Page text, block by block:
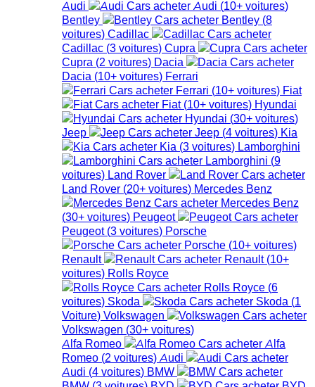
Audi Audi (10+ voitures)
Bentley
Bentley (8
voitures) Cadillac
Cadillac (3 voitures) Cupra
Cupra (2 voitures) Dacia
Dacia (10+ voitures) Ferrari
Ferrari (10+ voitures) Fiat
Fiat (10+ voitures) Hyundai
Hyundai (30+ voitures)
Jeep
Jeep (4 voitures) Kia
Kia (3 voitures) Lamborghini
Lamborghini (9
voitures) Land Rover
Land Rover (20+ voitures) Mercedes Benz
Mercedes Benz
(30+ voitures) Peugeot
Peugeot (3 voitures) Porsche
Porsche (10+ voitures)
Renault
Renault (10+
voitures) Rolls Royce
Rolls Royce (6
voitures) Skoda Skoda (1
Voiture) Volkswagen
Volkswagen (30+ voitures)
Alfa Romeo
Alfa
Romeo (2 voitures) Audi
Audi (4 voitures) BMW